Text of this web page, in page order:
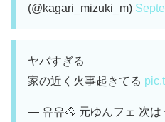
(@kagari_mizuki_m)
ヤバすぎる
家の近く火事起きてる
— 유유🐴 元ゆんフェ 次は